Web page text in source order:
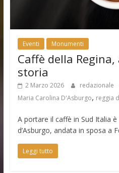
Eventi Monumenti
Caffè della
storia
2 Marzo 2026 redazionale
Maria Carolina D'Asburgo, reggia
A portare il caffè in Sud Italia
d’Asburgo, andata in sposa a
Leggi tutto